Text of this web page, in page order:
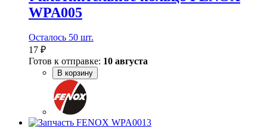
WPA005
Осталось 50 шт.
17 ₽
Готов к отправке: 10 августа
В корзину